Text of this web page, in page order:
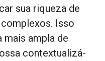
sua riqueza de
Isso
mais ampla de
contextualizá-